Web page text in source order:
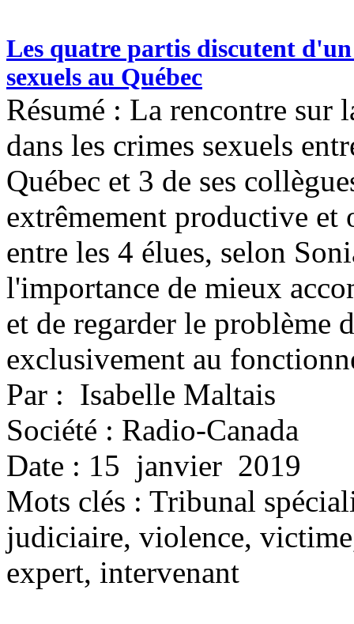
Les quatre partis discutent
sexuels au Québec
Résumé : La rencontre sur
dans les crimes sexuels
Québec et 3 de ses
extrêmement productive
entre les 4 élues, selon
l'importance de mieux
et de regarder le problème
exclusivement au
Par : Isabelle Maltais
Société : Radio-Canada
Date : 15 janvier 2019
Mots clés : Tribunal
judiciaire, violence,
expert, intervenant